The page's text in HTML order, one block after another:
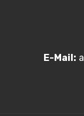
E-Mail: